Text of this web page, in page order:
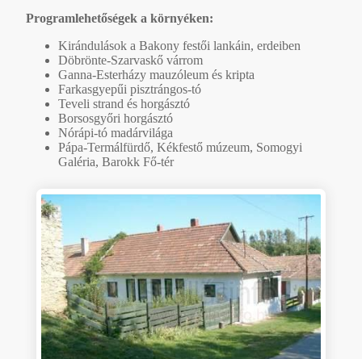
Programlehetőségek a környéken:
Kirándulások a Bakony festői lankáin, erdeiben
Döbrönte-Szarvaskő várrom
Ganna-Esterházy mauzóleum és kripta
Farkasgyepűi pisztrángos-tó
Teveli strand és horgásztó
Borsosgyőri horgásztó
Nórápi-tó madárvilága
Pápa-Termálfürdő, Kékfestő múzeum, Somogyi
Galéria, Barokk Fő-tér